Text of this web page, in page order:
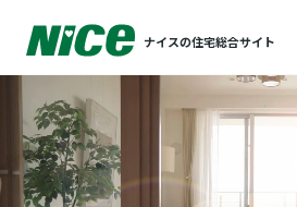
ナイスの住宅総合サイト